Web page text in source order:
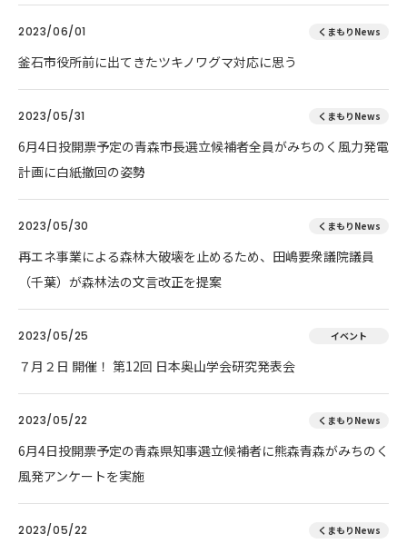
2023/06/01 くまもりNews
釜石市役所前に出てきたツキノワグマ対応に思う
2023/05/31 くまもりNews
6月4日投開票予定の青森市長選立候補者全員がみちのく風力発電
計画に白紙撤回の姿勢
2023/05/30 くまもりNews
再エネ事業による森林大破壊を止めるため、田嶋要衆議院議員
（千葉）が森林法の文言改正を提案
2023/05/25 イベント
７月２日 開催！ 第12回 日本奥山学会研究発表会
2023/05/22 くまもりNews
6月4日投開票予定の青森県知事選立候補者に熊森青森がみちのく
風発アンケートを実施
2023/05/22 くまもりNews